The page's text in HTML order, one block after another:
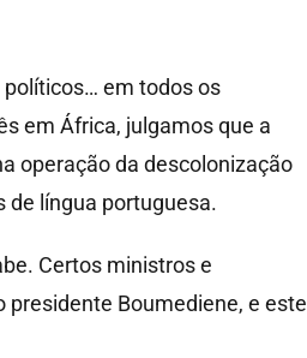
em todos os
em África, julgamos que a
operação da descolonização
de língua portuguesa.
Certos ministros e
presidente Boumediene, e este